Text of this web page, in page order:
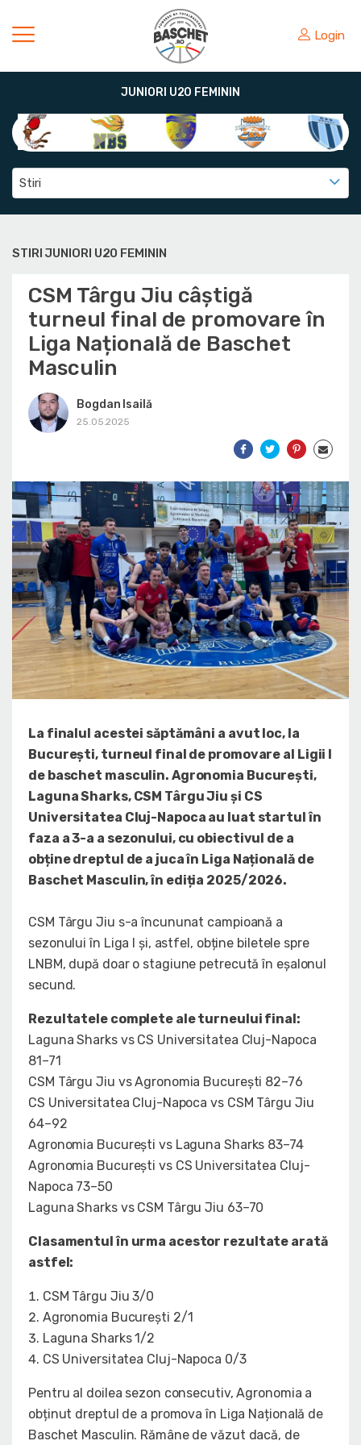
Login
JUNIORI U20 FEMININ
Stiri
STIRI JUNIORI U20 FEMININ
CSM Târgu Jiu câștigă
turneul final de promovare în
Liga Națională de Baschet
Masculin
Bogdan Isailă
25.05.2025
La finalul acestei săptămâni a avut loc, la
București, turneul final de promovare al Ligii I
de baschet masculin. Agronomia București,
Laguna Sharks, CSM Târgu Jiu și CS
Universitatea Cluj-Napoca au luat startul în
faza a 3-a a sezonului, cu obiectivul de a
obține dreptul de a juca în Liga Națională de
Baschet Masculin, în ediția 2025/2026.
CSM Târgu Jiu s-a încununat campioană a
sezonului în Liga I și, astfel, obține biletele spre
LNBM, după doar o stagiune petrecută în eșalonul
secund.
Rezultatele complete ale turneului final:
Laguna Sharks vs CS Universitatea Cluj-Napoca
81–71
CSM Târgu Jiu vs Agronomia București 82–76
CS Universitatea Cluj-Napoca vs CSM Târgu Jiu
64–92
Agronomia București vs Laguna Sharks 83–74
Agronomia București vs CS Universitatea Cluj-
Napoca 73–50
Laguna Sharks vs CSM Târgu Jiu 63–70
Clasamentul în urma acestor rezultate arată
astfel:
CSM Târgu Jiu 3/0
Agronomia București 2/1
Laguna Sharks 1/2
CS Universitatea Cluj-Napoca 0/3
Pentru al doilea sezon consecutiv, Agronomia a
obținut dreptul de a promova în Liga Națională de
Baschet Masculin. Rămâne de văzut dacă, de